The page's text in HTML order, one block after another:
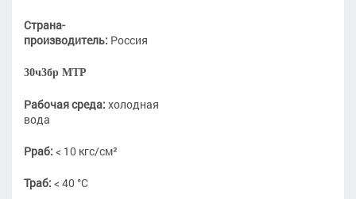
Страна-
производитель: Россия
30ч3бр МТР
Рабочая среда: холодная
вода
Рраб: < 10 кгс/см²
Траб: < 40 °С